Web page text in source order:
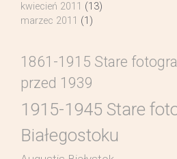
kwiecień 2011 (13)
marzec 2011 (1)
1861-1915 Stare
przed 1939
1915-1945 Stare
Białegostoku